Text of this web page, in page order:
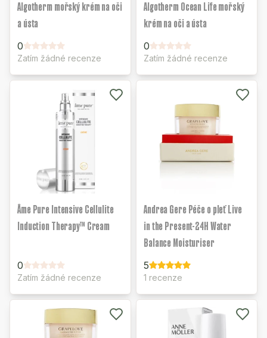
Algotherm mořský krém na oči
a ústa
0
Zatím žádné recenze
Algotherm Ocean Life mořský
krém na oči a ústa
0
Zatím žádné recenze
Âme Pure Intensive Cellulite
Induction Therapy™ Cream
0
Zatím žádné recenze
Andrea Gere Péče o pleť Live
in the Present-24H Water
Balance Moisturiser
5
1 recenze